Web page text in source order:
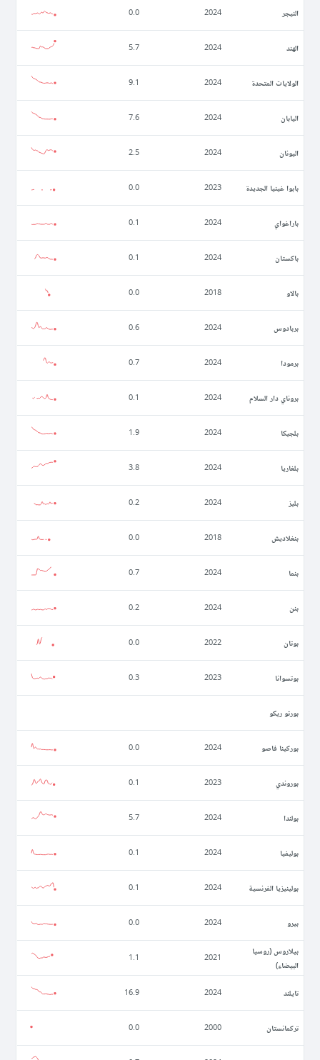
النيجر 2024
0.0
الهند 2024
5.7
الولايات المتحدة 2024
9.1
اليابان 2024
7.6
اليونان 2024
2.5
بابوا غينيا الجديدة 2023
0.0
باراغواي 2024
0.1
باكستان 2024
0.1
بالاو 2018
0.0
بربادوس 2024
0.6
برمودا 2024
0.7
بروناي دار السلام 2024
0.1
بلجيكا 2024
1.9
بلغاريا 2024
3.8
بليز 2024
0.2
بنغلاديش 2018
0.0
بنما 2024
0.7
بنن 2024
0.2
بوتان 2022
0.0
بوتسوانا 2023
0.3
بورتو ريكو
بوركينا فاصو 2024
0.0
بوروندي 2023
0.1
بولندا 2024
5.7
بوليفيا 2024
0.1
بولينيزيا الفرنسية 2024
0.1
بيرو 2024
0.0
بيلاروس (روسيا
البيضاء)
2021
1.1
تايلند 2024
16.9
تركمانستان 2000
0.0